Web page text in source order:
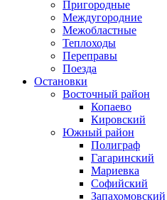
Пригородные
Междугородние
Межобластные
Теплоходы
Переправы
Поезда
Остановки
Восточный район
Копаево
Кировский
Южный район
Полиграф
Гагаринский
Мариевка
Софийский
Запахомовский